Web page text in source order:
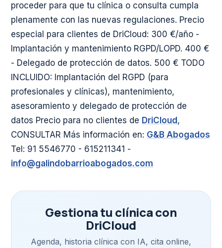
proceder para que tu clínica o consulta cumpla
plenamente con las nuevas regulaciones. Precio
especial para clientes de DriCloud: 300 €/año -
Implantación y mantenimiento RGPD/LOPD. 400 €
- Delegado de protección de datos. 500 € TODO
INCLUIDO: Implantación del RGPD (para
profesionales y clínicas), mantenimiento,
asesoramiento y delegado de protección de
datos Precio para no clientes de DriCloud ,
CONSULTAR Más información en: G&B Abogados
Tel: 91 5546770 - 615211341 -
info@galindobarrioabogados.com
Gestiona tu clínica con
DriCloud
Agenda, historia clínica con IA, cita online,